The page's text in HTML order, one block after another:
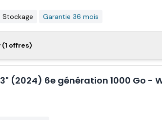
Apple M2 256 Go Mauve Wifi 6
Apple M2 256 Go Lumière
Stockage Garantie 36 mois
512 Go [Wi-Fi] gris sidéral
Garantie 36 mois
offres)
(2024) 6e génération 1000 Go -